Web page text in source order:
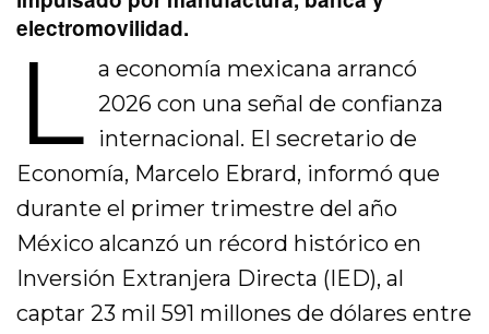
electromovilidad.
L a economía mexicana arrancó
2026 con una señal de confianza
internacional. El secretario de
Economía, Marcelo Ebrard, informó que
durante el primer trimestre del año
México alcanzó un récord histórico en
Inversión Extranjera Directa (IED), al
captar 23 mil 591 millones de dólares entre